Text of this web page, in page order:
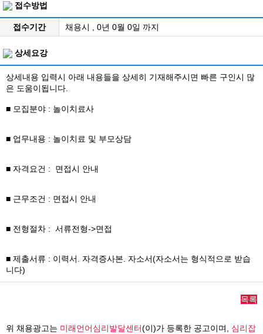
접수방법
접수기간 채용시 , 0년 0월 0일 까지
상세요강
상세내용 입력시 아래 내용들을 상세히 기재해주시면 빠른 구인시 많
은 도움이됩니다.
■ 모집분야 : 놀이치료사
■ 업무내용 : 놀이치료 및 부모상담
■ 자격요건 : 면접시 안내
■ 근무조건 : 면접시 안내
■ 전형절차 : 서류전형->면접
■ 제출서류 : 이력서. 자격증사본. 자소서(자소서는 형식적으로 받습
니다)
목록
위 채용광고는 미래언어심리발달센터(이)가 등록한 공고이며, 심리잡